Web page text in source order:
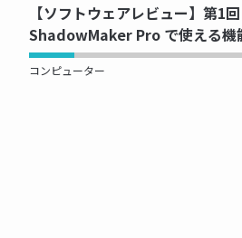
【ソフトウェアレビュー】第
ShadowMaker Pro で使える機
コンピューター